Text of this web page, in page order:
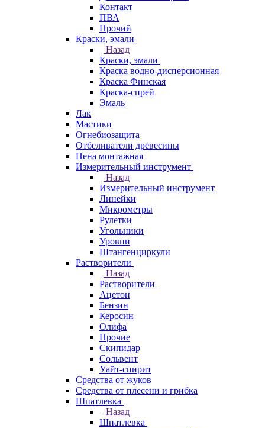
Контакт
ПВА
Прочий
Краски, эмали
Назад
Краски, эмали
Краска водно-дисперсионная
Краска Финская
Краска-спрей
Эмаль
Лак
Мастики
Огнебиозащита
Отбеливатели древесины
Пена монтажная
Измерительный инструмент
Назад
Измерительный инструмент
Линейки
Микрометры
Рулетки
Угольники
Уровни
Штангенциркули
Растворители
Назад
Растворители
Ацетон
Бензин
Керосин
Олифа
Прочие
Скипидар
Сольвент
Уайт-спирит
Средства от жуков
Средства от плесени и грибка
Шпатлевка
Назад
Шпатлевка